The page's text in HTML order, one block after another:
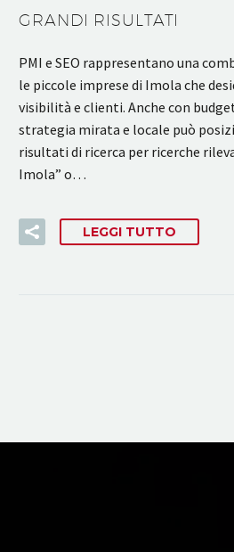
GRANDI RISULTATI
PMI e SEO rappresentano una
le piccole imprese di Imola che
visibilità e clienti. Anche con
strategia mirata e locale può
risultati di ricerca per ricerche
Imola” o…
LEGGI TUTTO